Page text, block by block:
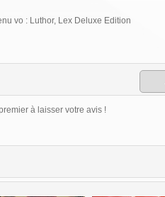
vo : Luthor, Lex Deluxe Edition
à laisser votre avis !